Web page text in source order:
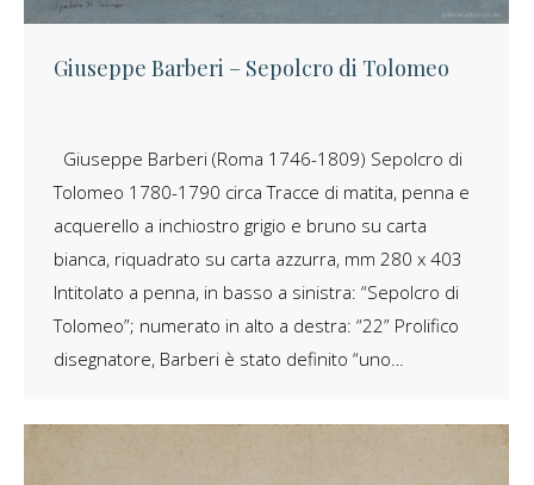
Giuseppe Barberi – Sepolcro di Tolomeo
Giuseppe Barberi (Roma 1746-1809) Sepolcro di
Tolomeo 1780-1790 circa Tracce di matita, penna e
acquerello a inchiostro grigio e bruno su carta
bianca, riquadrato su carta azzurra, mm 280 x 403
Intitolato a penna, in basso a sinistra: “Sepolcro di
Tolomeo”; numerato in alto a destra: “22” Prolifico
disegnatore, Barberi è stato definito “uno…